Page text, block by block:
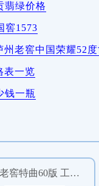
翡绿价格
窖1573
老窖中国荣耀52
表一览
钱一瓶
泸州老窖特曲60版 工农牌 52度 500mL单瓶